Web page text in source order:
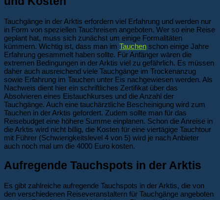
Tauchgänge in der Arktis erfordern viel Erfahrung und werden nur
in Form von speziellen Tauchreisen angeboten. Wer so eine Reise
geplant hat, muss sich zunächst um einige Formalitäten
kümmern. Wichtig ist, dass man im Tauchen schon einige Jahre
Erfahrung gesammelt haben sollte. Für Anfänger wären die
extremen Bedingungen in der Arktis viel zu gefährlich. Es müssen
daher auch ausreichend viele Tauchgänge im Trockenanzug
sowie Erfahrung im Tauchen unter Eis nachgewiesen werden. Als
Nachweis dient hier ein schriftliches Zertifikat über das
Absolvieren eines Eistauchkurses und die Anzahl der
Tauchgänge. Auch eine tauchärztliche Bescheinigung wird zum
Tauchen in der Arktis gefordert. Zudem sollte man für das
Reisebudget eine höhere Summe einplanen. Schon die Anreise in
die Arktis wird nicht billig, die Kosten für eine viertägige Tauchtour
mit Führer (Schwierigkeitslevel 4 von 5) wird je nach Anbieter
auch noch mal um die 4000 Euro kosten.
Aufregende Tauchspots in der Arktis
Es gibt zahlreiche aufregende Tauchspots in der Arktis, die von
den verschiedenen Reiseveranstaltern für Tauchgänge angeboten